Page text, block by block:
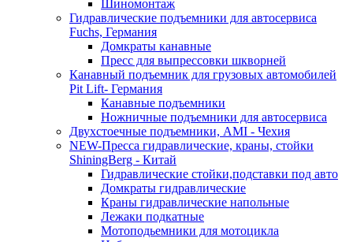
Шиномонтаж
Гидравлические подъемники для автосервиса
Fuchs, Германия
Домкраты канавные
Пресс для выпрессовки шкворней
Канавный подъемник для грузовых автомобилей
Pit Lift- Германия
Канавные подъемники
Ножничные подъемники для автосервиса
Двухстоечные подъемники, АМІ - Чехия
NEW-Пресса гидравлические, краны, стойки
ShiningBerg - Китай
Гидравлические стойки,подставки под авто
Домкраты гидравлические
Краны гидравлические напольные
Лежаки подкатные
Мотоподьемники для мотоцикла